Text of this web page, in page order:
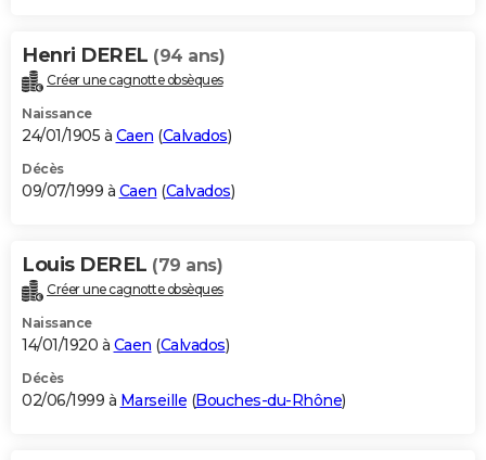
Henri DEREL (94 ans)
Créer une cagnotte obsèques
Naissance
24/01/1905 à Caen (Calvados)
Décès
09/07/1999 à Caen (Calvados)
Louis DEREL (79 ans)
Créer une cagnotte obsèques
Naissance
14/01/1920 à Caen (Calvados)
Décès
02/06/1999 à Marseille (Bouches-du-Rhône)